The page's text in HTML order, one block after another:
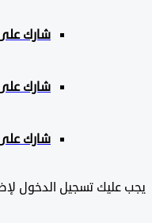
شارك على
شارك على
شارك على
تسجيل الدخول لإضافة